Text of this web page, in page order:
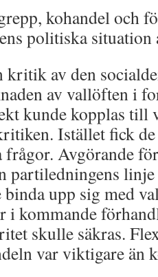
kohandel och
politiska situation
kritik av den
av vallöften i
kunde kopplas till
Istället fick
frågor. Avgörande
partiledningens
upp sig med
i kommande
skulle säkras.
var viktigare än